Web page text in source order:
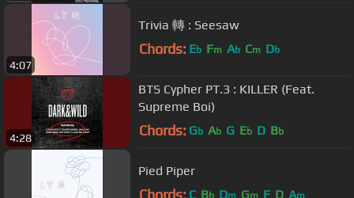
4:07
Trivia 轉 : Seesaw
Chords: Eb Fm Ab Cm Db
4:28
BTS Cypher PT.3 : KILLER (Feat.
Supreme Boi)
Chords: Gb Ab G Eb D Bb
Pied Piper
Chords: C Bb Dm Gm F D Am